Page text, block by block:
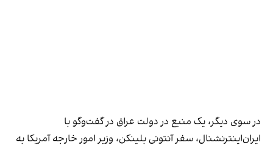
در سوی دیگر، یک منبع در دولت عراق در گفت‌وگو با
ایران‌اینترنشنال، سفر آنتونی بلینکن، وزیر امور خارجه آمریکا به